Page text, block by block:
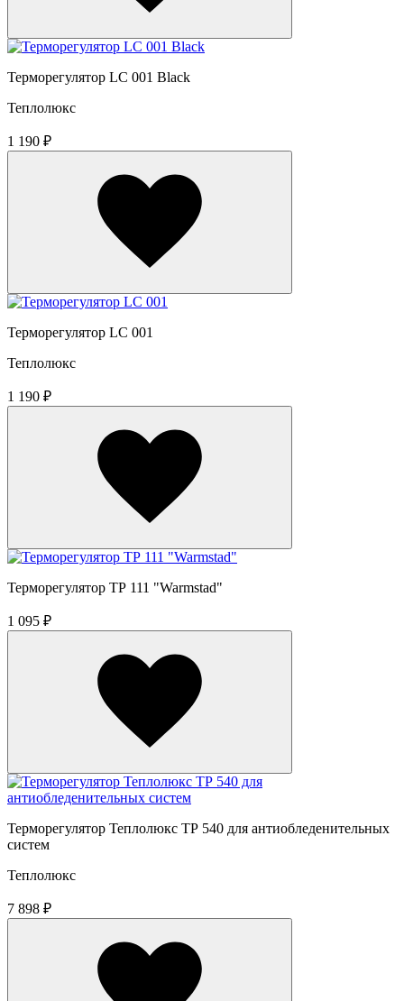
Терморегулятор LC 001 Black
Теплолюкс
1 190 ₽
Терморегулятор LC 001
Теплолюкс
1 190 ₽
Терморегулятор ТР 111 "Warmstad"
1 095 ₽
Терморегулятор Теплолюкс ТР 540 для антиобледенительных
систем
Теплолюкс
7 898 ₽